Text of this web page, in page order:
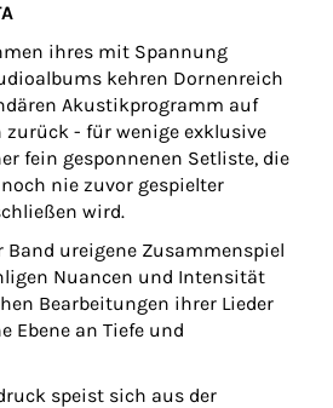
ihres mit Spannung
kehren Dornenreich
Akustikprogramm auf
zurück - für wenige exklusive
fein gesponnenen Setliste, die
nie zuvor gespielter
wird.
Band ureigene Zusammenspiel
Nuancen und Intensität
Bearbeitungen ihrer Lieder
Ebene an Tiefe und
speist sich aus der